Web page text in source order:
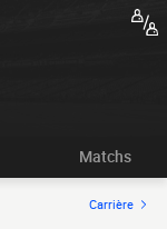
Matchs
Carrière